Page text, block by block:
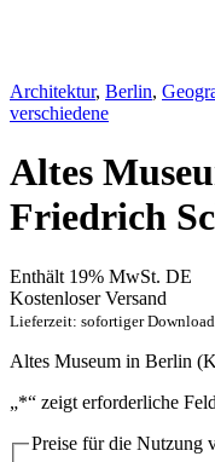
Architektur, Berlin,
verschiedene
Altes
Friedrich
Enthält 19% MwSt. DE
Kostenloser Versand
Lieferzeit: sofortiger
Altes Museum in Berlin
„*“ zeigt erforderliche
Preise für die Nutzung